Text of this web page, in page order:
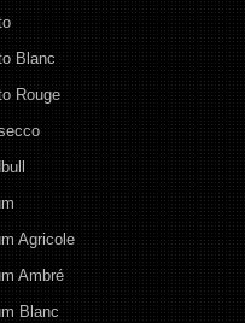
Blanc
Rouge
Agricole
Ambré
Blanc